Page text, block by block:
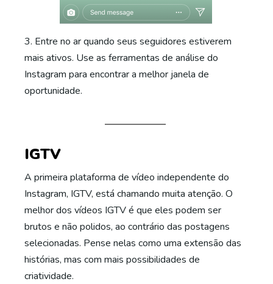
3. Entre no ar quando seus seguidores estiverem
mais ativos. Use as ferramentas de análise do
Instagram para encontrar a melhor janela de
oportunidade.
IGTV
A primeira plataforma de vídeo independente do
Instagram, IGTV, está chamando muita atenção. O
melhor dos vídeos IGTV é que eles podem ser
brutos e não polidos, ao contrário das postagens
selecionadas. Pense nelas como uma extensão das
histórias, mas com mais possibilidades de
criatividade.